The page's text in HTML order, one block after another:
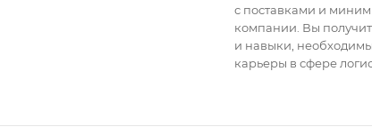
с поставками и
компании. Вы
и навыки,
карьеры в сфере